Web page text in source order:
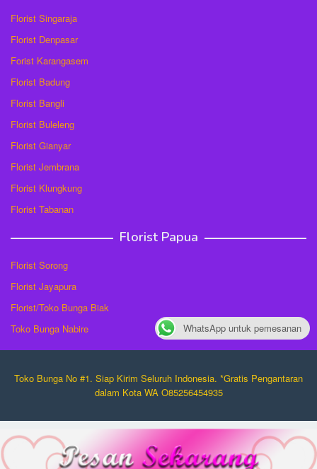
Florist Singaraja
Florist Denpasar
Forist Karangasem
Florist Badung
Florist Bangli
Florist Buleleng
Florist Gianyar
Florist Jembrana
Florist Klungkung
Florist Tabanan
Florist Papua
Florist Sorong
Florist Jayapura
Florist/Toko Bunga Biak
Toko Bunga Nabire
Toko Bunga No #1. Siap Kirim Seluruh Indonesia. *Gratis Pengantaran
dalam Kota WA O85256454935
WhatsApp untuk pemesanan